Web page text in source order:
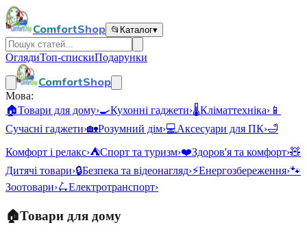
ComfortShop 📂 Каталог▾
ОглядиТоп-спискиПодарунки
ComfortShop
Мова:
🏠Товари для дому›🍳Кухонні гаджети›🌡️Кліматтехніка› 📱
Сучасні гаджети›🏡Розумний дім›💻Аксесуари для ПК›🛁
Комфорт і релакс›⛺Спорт та туризм›❤️Здоров'я та комфорт›🧸
Дитячі товари›🔒Безпека та відеонагляд›⚡Енергозбереження›🐾
Зоотовари›🛴Електротранспорт›
🏠Товари для дому